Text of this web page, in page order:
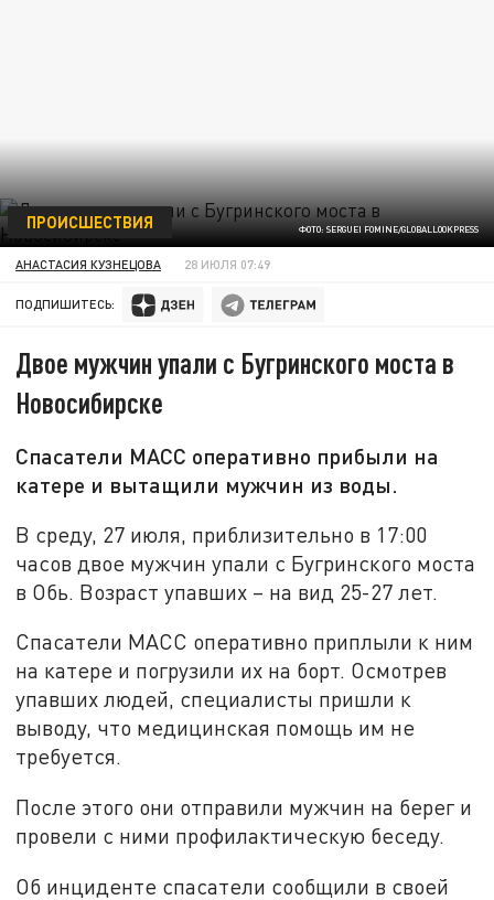
ФОТО: SERGUEI FOMINE/GLOBALLOOKPRESS
ПРОИСШЕСТВИЯ
АНАСТАСИЯ КУЗНЕЦОВА 28 ИЮЛЯ 07:49
ПОДПИШИТЕСЬ:
Двое мужчин упали с Бугринского моста в
Новосибирске
Спасатели МАСС оперативно прибыли на
катере и вытащили мужчин из воды.
В среду, 27 июля, приблизительно в 17:00
часов двое мужчин упали с Бугринского моста
в Обь. Возраст упавших – на вид 25-27 лет.
Спасатели МАСС оперативно приплыли к ним
на катере и погрузили их на борт. Осмотрев
упавших людей, специалисты пришли к
выводу, что медицинская помощь им не
требуется.
После этого они отправили мужчин на берег и
провели с ними профилактическую беседу.
Об инциденте спасатели сообщили в своей